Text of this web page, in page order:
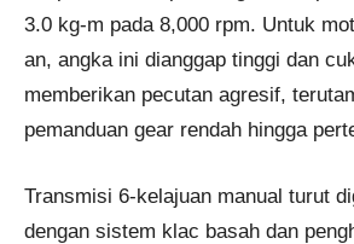
3.0 kg-m pada 8,000 rpm. Untuk
an, angka ini dianggap tinggi dan
memberikan pecutan agresif,
pemanduan gear rendah hingga
Transmisi 6-kelajuan manual turut
dengan sistem klac basah dan